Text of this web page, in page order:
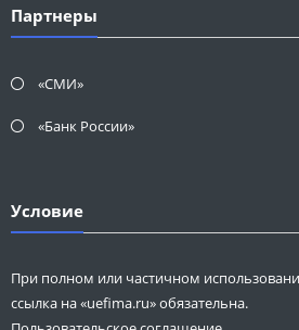
Партнеры
«СМИ»
«Банк России»
Условие
При полном или частичном
ссылка на «uefima.ru» обязательна.